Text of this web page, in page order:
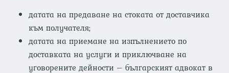
датата на предаване на стоката от доставчика
към получателя;
датата на приемане на изпълнението по
доставката на услуги и приключване на
уговорените дейности – българският адвокат в